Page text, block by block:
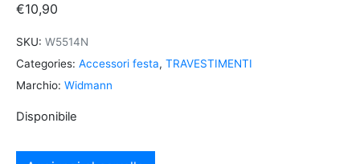
€10,90
SKU: W5514N
Categories: Accessori festa, TRAVESTIMENTI
Marchio: Widmann
Disponibile